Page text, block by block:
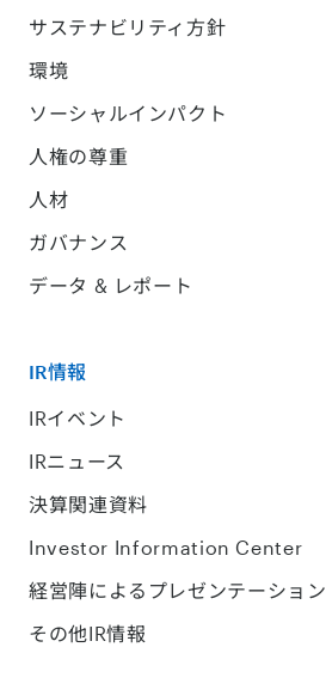
サステナビリティ方針
環境
ソーシャルインパクト
人権の尊重
人材
ガバナンス
データ & レポート
IR情報
IRイベント
IRニュース
決算関連資料
Investor Information Center
経営陣によるプレゼンテーション
その他IR情報